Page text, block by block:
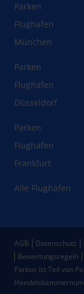
Parken
Flughafen
München
Parken
Flughafen
Düsseldorf
Parken
Flughafen
Frankfurt
Alle Flughäfen
Parkos ist Teil von
AGB Datenschutz
Bewertungsregeln